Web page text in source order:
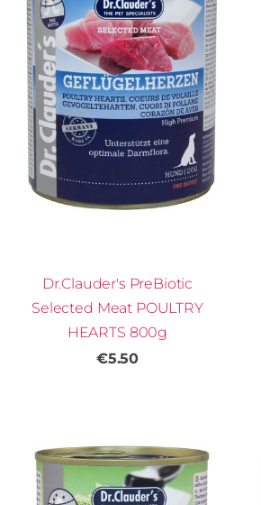
Dr.Clauder's PreBiotic
Selected Meat POULTRY
HEARTS 800g
€5.50